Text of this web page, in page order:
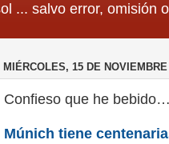
... salvo error, omisión
MIÉRCOLES, 15 DE
Confieso que he
Múnich tiene